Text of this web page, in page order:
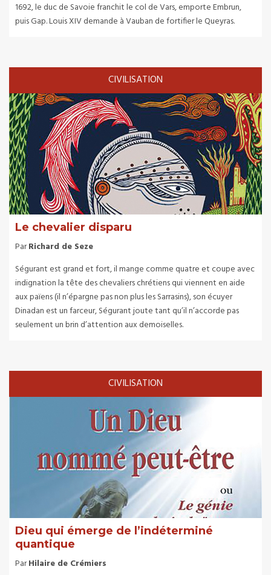
1692, le duc de Savoie franchit le col de Vars, emporte Embrun,
puis Gap. Louis XIV demande à Vauban de fortifier le Queyras.
CIVILISATION
Le chevalier disparu
ParRichard de Seze
Ségurant est grand et fort, il mange comme quatre et coupe avec
indignation la tête des chevaliers chrétiens qui viennent en aide
aux païens (il n’épargne pas non plus les Sarrasins), son écuyer
Dinadan est un farceur, Ségurant joute tant qu’il n’accorde pas
seulement un brin d’attention aux demoiselles.
CIVILISATION
Dieu qui émerge de l’indéterminé
quantique
ParHilaire de Crémiers